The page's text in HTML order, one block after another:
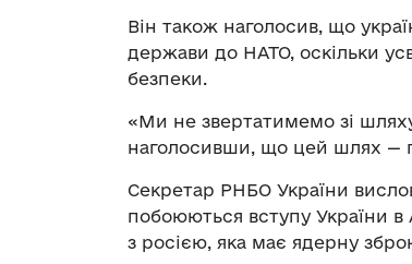
Він також наголосив, що
держави до НАТО, оскільки
безпеки.
«Ми не звертатимемо зі
наголосивши, що цей шлях —
Секретар РНБО України
побоюються вступу України
з росією, яка має ядерну